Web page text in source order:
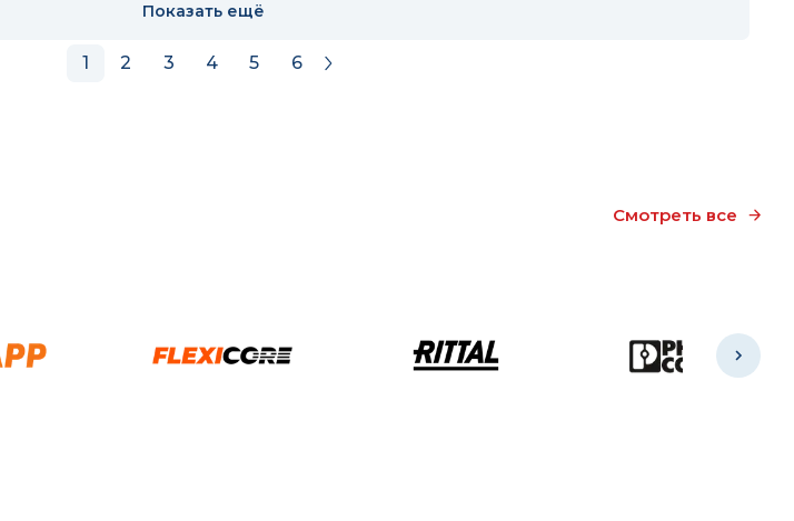
Показать ещё
1 2 3 4 5 6
Смотреть все